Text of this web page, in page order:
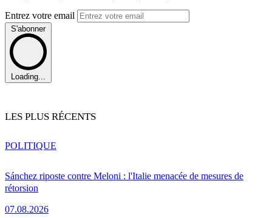
Entrez votre email
S'abonner
Loading...
LES PLUS RÉCENTS
Sánchez riposte contre Meloni : l'Italie menacée de mesures de
rétorsion
07.08.2026
POLITIQUE